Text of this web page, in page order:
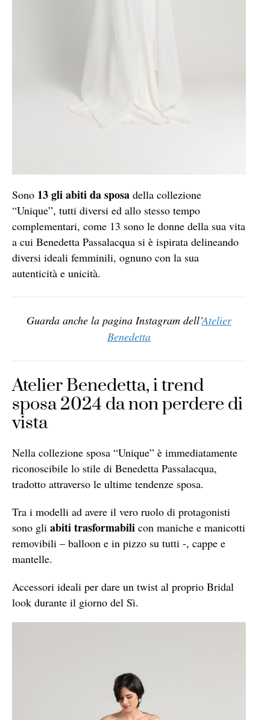
Sono 13 gli abiti da sposa della collezione
“Unique”, tutti diversi ed allo stesso tempo
complementari, come 13 sono le donne della sua vita
a cui Benedetta Passalacqua si è ispirata delineando
diversi ideali femminili, ognuno con la sua
autenticità e unicità.
Guarda anche la pagina Instagram dell’Atelier
Benedetta
Atelier Benedetta, i trend
sposa 2024 da non perdere di
vista
Nella collezione sposa “Unique” è immediatamente
riconoscibile lo stile di Benedetta Passalacqua,
tradotto attraverso le ultime tendenze sposa.
Tra i modelli ad avere il vero ruolo di protagonisti
sono gli abiti trasformabili con maniche e manicotti
removibili – balloon e in pizzo su tutti -, cappe e
mantelle.
Accessori ideali per dare un twist al proprio Bridal
look durante il giorno del Sì.